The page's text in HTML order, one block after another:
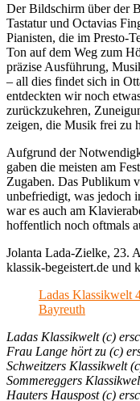
Der Bildschirm über der
Tastatur und Octavias
Pianisten, die im Presto-
Ton auf dem Weg zum
präzise Ausführung,
– all dies findet sich in
entdeckten wir noch
zurückzukehren,
zeigen, die Musik frei zu
Aufgrund der
gaben die meisten am
Zugaben. Das Publikum
unbefriedigt, was jedoch
war es auch am
hoffentlich noch oftmals
Jolanta Lada-Zielke, 23.
klassik-begeistert.de und
Ladas Klassikwelt
Bayreuth
Ladas Klassikwelt (c)
Frau Lange hört zu (c)
Schweitzers Klassikwelt
Sommereggers
Hauters Hauspost (c)